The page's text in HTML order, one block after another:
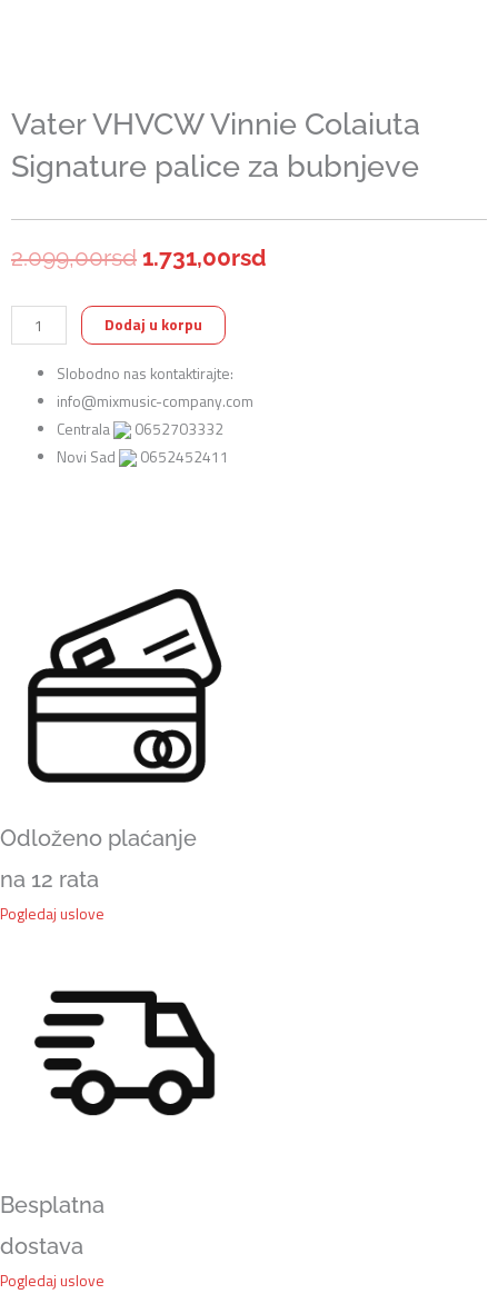
Vater VHVCW Vinnie Colaiuta
Signature palice za bubnjeve
2.099,00rsd Originalna
cena
je
bila:
2.099,00rsd.
1.731,00rsd
Vater
VHVCW
Vinnie
Colaiuta
Signature
palice
Dodaj u korpu
Slobodno nas kontaktirajte:
info@mixmusic-company.com
Centrala
0652703332
Novi Sad
0652452411
Odloženo plaćanje
na 12 rata
Pogledaj uslove
Besplatna
dostava
Pogledaj uslove